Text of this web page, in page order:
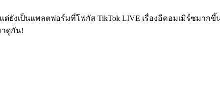
ยังเป็นแพลตฟอร์มที่โฟกัส TikTok LIVE เรื่องอีคอมเมิร์ซมาก
าดูกัน!